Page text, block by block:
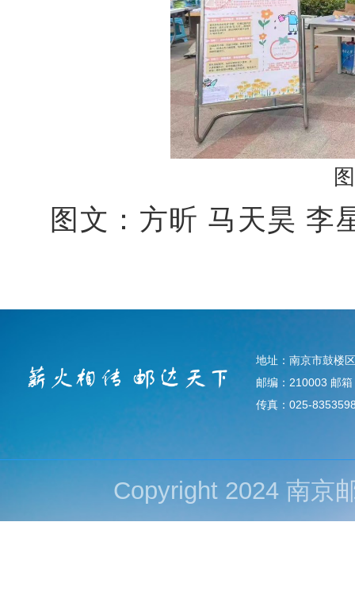
图文：方昕 马天昊
地址：南京市鼓楼
邮编：210003 邮
传真：025-
Copyright 2024 南京